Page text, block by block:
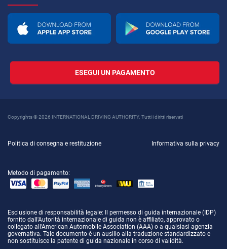
ESEGUI UN PAGAMENTO
Copyrights © 2026 INTERNATIONAL DRIVING AUTHORITY. Tutti i diritti riservati
Politica di consegna e restituzione Informativa sulla privacy
Metodo di pagamento:
Esclusione di responsabilità legale: Il permesso di guida internazionale (IDP)
fornito dall'Autorità internazionale di guida non è affiliato, approvato o
collegato all'American Automobile Association (AAA) o a qualsiasi agenzia
governativa. Tale documento è un ausilio alla traduzione standardizzato e
non sostituisce la patente di guida nazionale in corso di validità.